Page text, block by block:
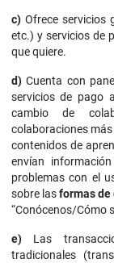
c) Ofrece servicios
etc.) y servicios de
que quiere.
d) Cuenta con
servicios de pago
cambio de
colaboraciones
contenidos de
envían
problemas con el
sobre lasformas de
“Conócenos/Cómo
e)
Las
tradicionales